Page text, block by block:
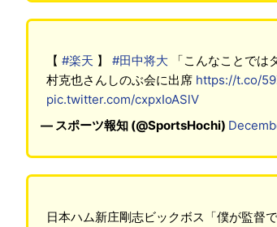
【 #楽天 】 #田中将大 「こんなことでは
村克也さんしのぶ会に出席 https://t.co/
pic.twitter.com/cxpxIoASlV
— スポーツ報知 (@SportsHochi)
日本ハム新庄剛志ビックボス「僕が監督